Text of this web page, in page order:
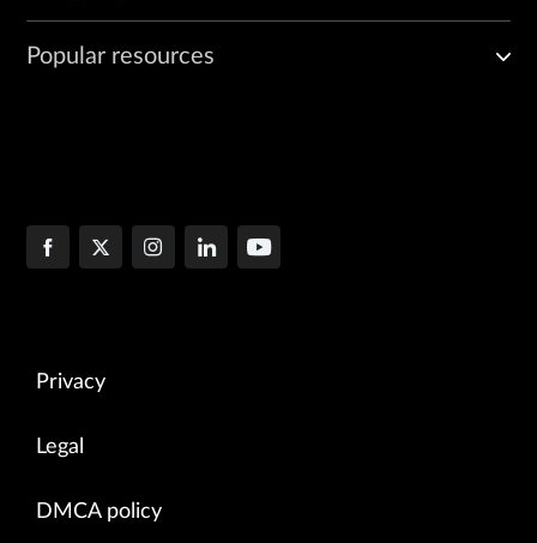
Popular resources
Privacy
Legal
DMCA policy